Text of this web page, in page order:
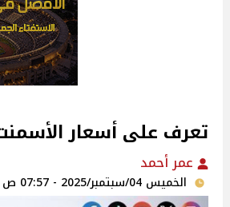
تعرف على أسعار الأسمنت
عمر أحمد
الخميس 04/سبتمبر/2025 - 07:57 ص